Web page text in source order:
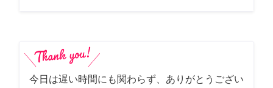
今日は遅い時間にも関わらず、ありがとうござい